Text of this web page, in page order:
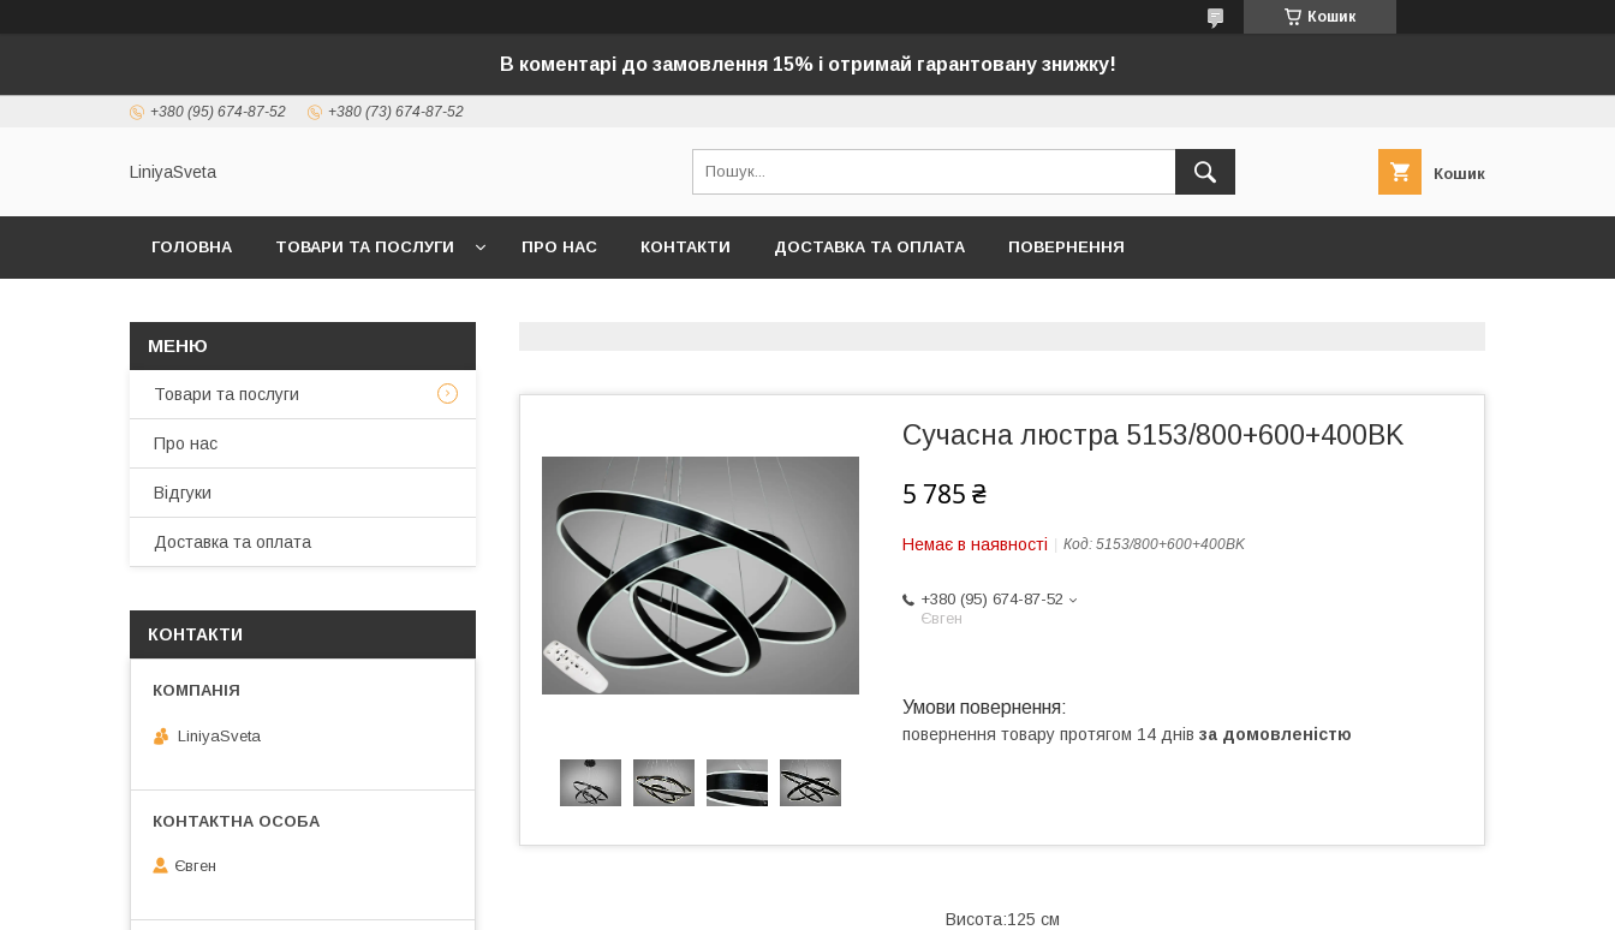
Кошик
В коментарі до замовлення 15% і отримай гарантовану знижку!
+380 (95) 674-87-52 +380 (73) 674-87-52
LiniyaSveta Кошик
ГОЛОВНА ТОВАРИ ТА ПОСЛУГИ ПРО НАС КОНТАКТИ ДОСТАВКА ТА ОПЛАТА ПОВЕРНЕННЯ
Сучасна люстра 5153/800+600+400BK
5 785 ₴
Немає в наявності Код: 5153/800+600+400BK
+380 (95) 674-87-52
Євген
повернення товару протягом 14 днів за домовленістю
Висота:125 см
Товари та послуги
Про нас
Відгуки
Доставка та оплата
КОНТАКТИ
LiniyaSveta
Євген